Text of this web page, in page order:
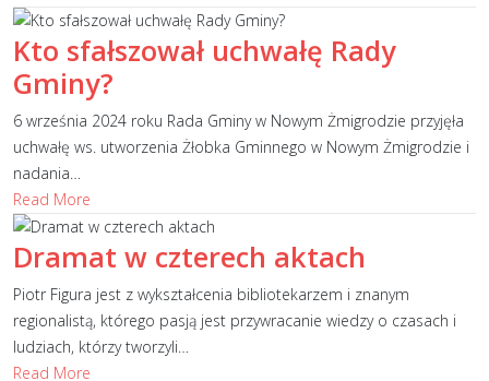
Kto sfałszował uchwałę Rady
Gminy?
6 września 2024 roku Rada Gminy w Nowym Żmigrodzie przyjęła
uchwałę ws. utworzenia Żłobka Gminnego w Nowym Żmigrodzie i
nadania…
Read More
Dramat w czterech aktach
Piotr Figura jest z wykształcenia bibliotekarzem i znanym
regionalistą, którego pasją jest przywracanie wiedzy o czasach i
ludziach, którzy tworzyli…
Read More